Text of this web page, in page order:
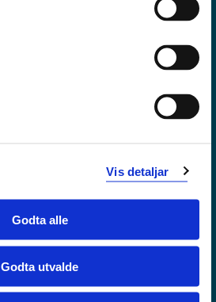
Vis detaljar
Godta alle
Godta utvalde